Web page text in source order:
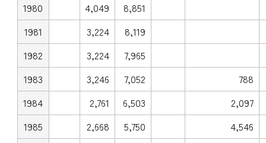
1980
4,049
8,851
1981
3,224
8,119
1982
3,224
7,965
1983
3,246 7,052
788
1984
2,761 6,503
2,097
1985
2,668 5,750 4,546